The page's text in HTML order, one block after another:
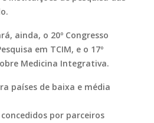
ainda, o 20º Congresso
em TCIM, e o 17º
Medicina Integrativa.
países de baixa e média
por parceiros